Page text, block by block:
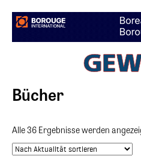
Bücher
Alle 36 Ergebnisse werden